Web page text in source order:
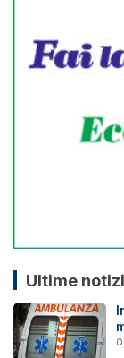
Ultime